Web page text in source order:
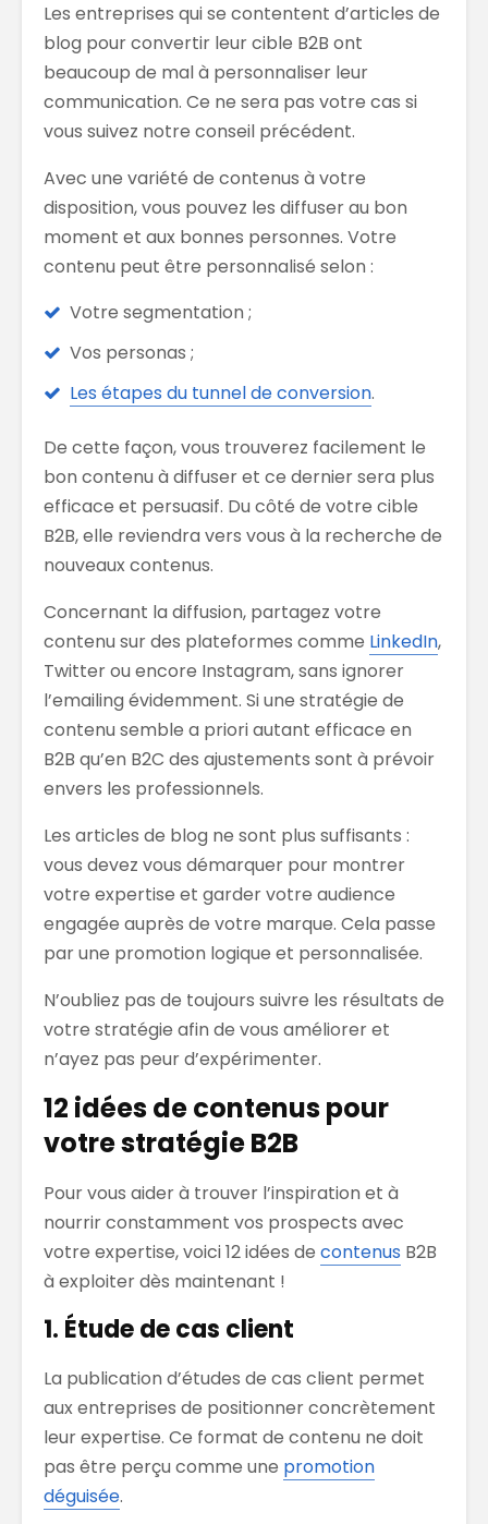
Les entreprises qui se contentent d’articles de
blog pour convertir leur cible B2B ont
beaucoup de mal à personnaliser leur
communication. Ce ne sera pas votre cas si
vous suivez notre conseil précédent.
Avec une variété de contenus à votre
disposition, vous pouvez les diffuser au bon
moment et aux bonnes personnes. Votre
contenu peut être personnalisé selon :
Votre segmentation ;
Vos personas ;
Les étapes du tunnel de conversion.
De cette façon, vous trouverez facilement le
bon contenu à diffuser et ce dernier sera plus
efficace et persuasif. Du côté de votre cible
B2B, elle reviendra vers vous à la recherche de
nouveaux contenus.
Concernant la diffusion, partagez votre
contenu sur des plateformes comme LinkedIn,
Twitter ou encore Instagram, sans ignorer
l’emailing évidemment. Si une stratégie de
contenu semble a priori autant efficace en
B2B qu’en B2C des ajustements sont à prévoir
envers les professionnels.
Les articles de blog ne sont plus suffisants :
vous devez vous démarquer pour montrer
votre expertise et garder votre audience
engagée auprès de votre marque. Cela passe
par une promotion logique et personnalisée.
N’oubliez pas de toujours suivre les résultats de
votre stratégie afin de vous améliorer et
n’ayez pas peur d’expérimenter.
12 idées de contenus pour
votre stratégie B2B
Pour vous aider à trouver l’inspiration et à
nourrir constamment vos prospects avec
votre expertise, voici 12 idées de contenus B2B
à exploiter dès maintenant !
1. Étude de cas client
La publication d’études de cas client permet
aux entreprises de positionner concrètement
leur expertise. Ce format de contenu ne doit
pas être perçu comme une promotion
déguisée.